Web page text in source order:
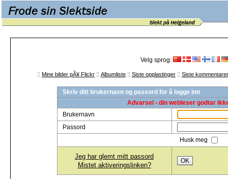
Velg sprog:
:: Mine bilder pÃ¥ Flickr :: Albumliste :: Siste opplastinger :: Siste kommentarer
Skriv ditt brukernavn og passord for å logge inn
Advarsel - din webleser godtar
Brukernavn
Passord
Husk meg
Jeg har glemt mitt passord
Mistet aktiveringslinken?
OK